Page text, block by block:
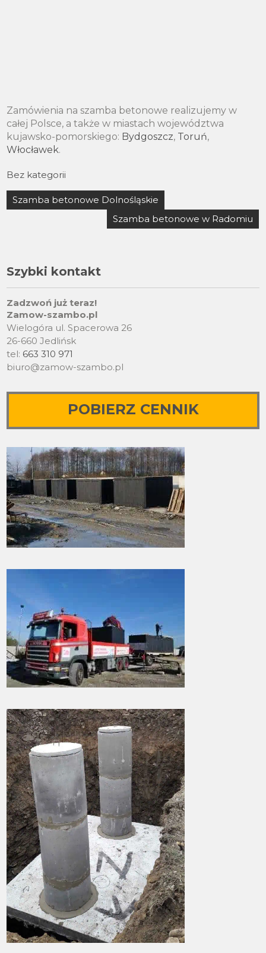
Zamówienia na szamba betonowe realizujemy w
całej Polsce, a także w miastach województwa
kujawsko-pomorskiego: Bydgoszcz, Toruń,
Włocławek.
Bez kategorii
Nawigacja
wpisu
Szamba betonowe Dolnośląskie
Szamba betonowe w Radomiu
Szybki kontakt
Zadzwoń już teraz!
Zamow-szambo.pl
Wielogóra ul. Spacerowa 26
26-660 Jedlińsk
tel: 663 310 971
biuro@zamow-szambo.pl
POBIERZ CENNIK